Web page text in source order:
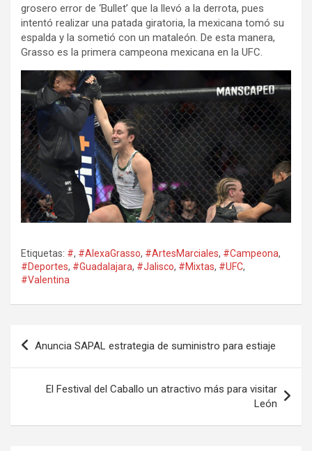
grosero error de ‘Bullet’ que la llevó a la derrota, pues
intentó realizar una patada giratoria, la mexicana tomó su
espalda y la sometió con un mataleón. De esta manera,
Grasso es la primera campeona mexicana en la UFC.
Etiquetas: #, #AlexaGrasso, #ArtesMarciales, #Campeona,
#Deportes, #Guadalajara, #Jalisco, #Mixtas, #UFC,
#Valentina
Navegación
de
Anuncia SAPAL estrategia de suministro para estiaje
El Festival del Caballo un atractivo más para visitar
León